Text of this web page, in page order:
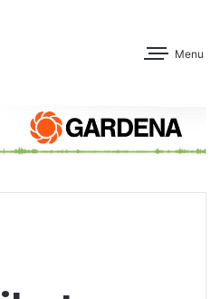
Menu